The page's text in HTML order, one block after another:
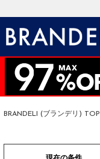
BRANDELI (ブランデリ) TOP